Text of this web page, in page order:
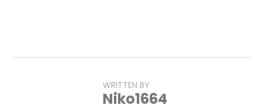
WRITTEN BY
Niko1664